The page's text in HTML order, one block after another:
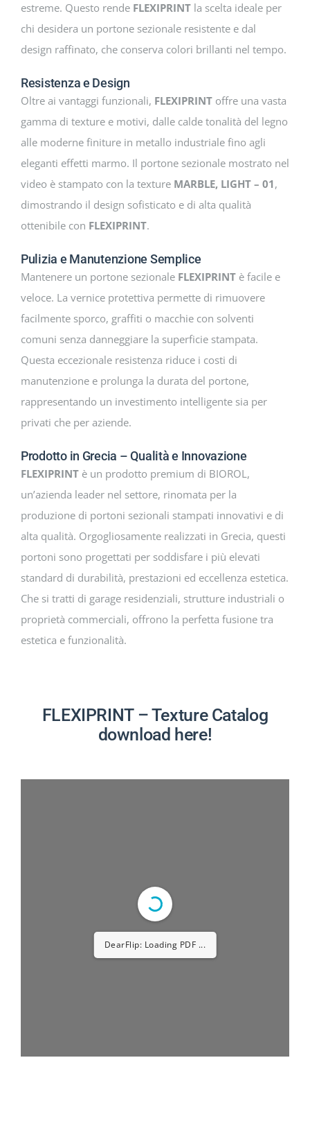
estreme. Questo rende FLEXIPRINTla scelta ideale per
chi desidera un portone sezionale resistente e dal
design raffinato, che conserva colori brillanti nel tempo.
Resistenza e Design
Oltre ai vantaggi funzionali, FLEXIPRINToffre una vasta
gamma di texture e motivi, dalle calde tonalità del legno
alle moderne finiture in metallo industriale fino agli
eleganti effetti marmo. Il portone sezionale mostrato nel
video è stampato con la texture MARBLE, LIGHT – 01 ,
dimostrando il design sofisticato e di alta qualità
ottenibile con FLEXIPRINT.
Pulizia e Manutenzione Semplice
Mantenere un portone sezionale FLEXIPRINTè facile e
veloce. La vernice protettiva permette di rimuovere
facilmente sporco, graffiti o macchie con solventi
comuni senza danneggiare la superficie stampata.
Questa eccezionale resistenza riduce i costi di
manutenzione e prolunga la durata del portone,
rappresentando un investimento intelligente sia per
privati che per aziende.
Prodotto in Grecia – Qualità e Innovazione
FLEXIPRINTè un prodotto premium di BIOROL,
un’azienda leader nel settore, rinomata per la
produzione di portoni sezionali stampati innovativi e di
alta qualità. Orgogliosamente realizzati in Grecia, questi
portoni sono progettati per soddisfare i più elevati
standard di durabilità, prestazioni ed eccellenza estetica.
Che si tratti di garage residenziali, strutture industriali o
proprietà commerciali, offrono la perfetta fusione tra
estetica e funzionalità.
FLEXIPRINT – Texture Catalog
download here!
DearFlip: Loading PDF 15%
...